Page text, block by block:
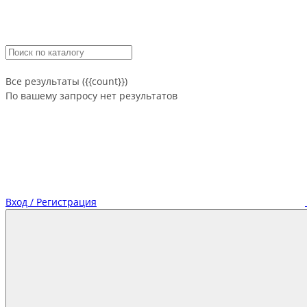
Все результаты ({{count}})
По вашему запросу нет результатов
Вход / Регистрация